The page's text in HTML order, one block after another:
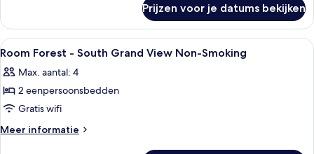
Smoking
laden
Forest
2-
4P
Smoking
Prijzen voor je datums bekijken
Alle
foto's
voor
Room
Forest
-
Een bureau, verduisterende
1
Room Forest - South Grand View Non-Smoking
Max. aantal: 4
2 eenpersoonsbedden
Gratis wifi
Meer informatie
Meer